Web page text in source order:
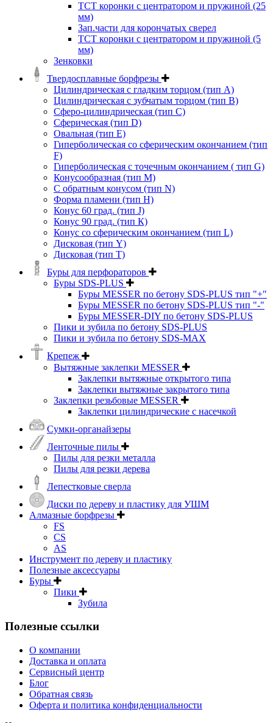
ТСТ коронки с центратором и пружиной (25
мм)
Зап.части для корончатых сверел
ТСТ коронки с центратором и пружиной (5
мм)
Зенковки
Твердосплавные борфрезы
Цилиндрическая с гладким торцом (тип А)
Цилиндрическая с зубчатым торцом (тип В)
Сферо-цилиндрическая (тип С)
Сферическая (тип D)
Овальная (тип Е)
Гиперболическая со сферическим окончанием (тип
F)
Гиперболическая с точечным окончанием ( тип G)
Конусообразная (тип М)
C обратным конусом (тип N)
Форма пламени (тип H)
Конус 60 град. (тип J)
Конус 90 град. (тип К)
Конус со сферическим окончанием (тип L)
Дисковая (тип Y)
Дисковая (тип Т)
Буры для перфораторов
Буры SDS-PLUS
Буры MESSER по бетону SDS-PLUS тип "+"
Буры MESSER по бетону SDS-PLUS тип "-"
Буры MESSER-DIY по бетону SDS-PLUS
Пики и зубила по бетону SDS-PLUS
Пики и зубила по бетону SDS-MAX
Крепеж
Вытяжные заклепки MESSER
Заклепки вытяжные открытого типа
Заклепки вытяжные закрытого типа
Заклепки резьбовые MESSER
Заклепки цилиндрические с насечкой
Сумки-органайзеры
Ленточные пилы
Пилы для резки металла
Пилы для резки дерева
Лепестковые сверла
Диски по дереву и пластику для УШМ
Алмазные борфрезы
FS
CS
AS
Инструмент по дереву и пластику
Полезные аксессуары
Буры
Пики
Зубила
Полезные ссылки
О компании
Доставка и оплата
Сервисный центр
Блог
Обратная связь
Оферта и политика конфиденциальности